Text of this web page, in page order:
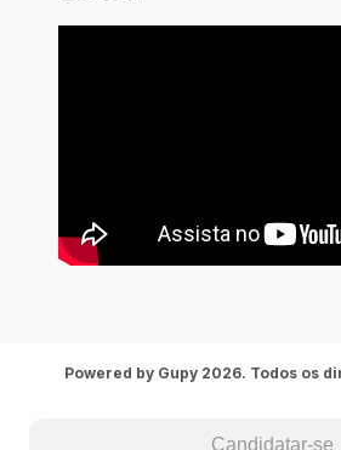
Candidatar-se
Powered by Gupy 2026. Todos os